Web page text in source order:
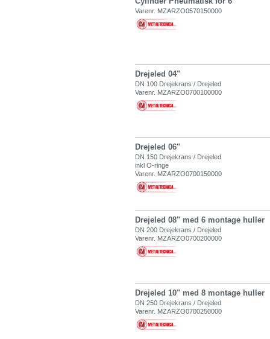
Varenr. MZARZO0570150000
Drejeled 04"
DN 100 Drejekrans / Drejeled
Varenr. MZARZO0700100000
Drejeled 06"
DN 150 Drejekrans / Drejeled
inkl O-ringe
Varenr. MZARZO0700150000
Drejeled 08" med 6 montage huller
DN 200 Drejekrans / Drejeled
Varenr. MZARZO0700200000
Drejeled 10" med 8 montage huller
DN 250 Drejekrans / Drejeled
Varenr. MZARZO0700250000